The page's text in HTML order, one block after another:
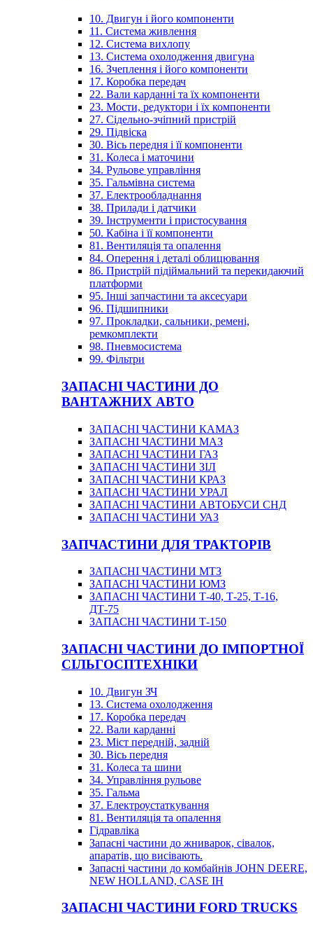
10. Двигун і його компоненти
11. Система живлення
12. Система вихлопу
13. Система охолодження двигуна
16. Зчеплення і його компоненти
17. Коробка передач
22. Вали карданні та їх компоненти
23. Мости, редуктори і їх компоненти
27. Сідельно-зчіпний пристрій
29. Підвіска
30. Вісь передня і її компоненти
31. Колеса і маточини
34. Рульове управління
35. Гальмівна система
37. Електрообладнання
38. Прилади і датчики
39. Інструменти і пристосування
50. Кабіна і її компоненти
81. Вентиляція та опалення
84. Оперення і деталі облицювання
86. Пристрій підіймальний та перекидаючий
платформи
95. Інші запчастини та аксесуари
96. Підшипники
97. Прокладки, сальники, ремені,
ремкомплекти
98. Пневмосистема
99. Фільтри
ЗАПАСНІ ЧАСТИНИ ДО
ВАНТАЖНИХ АВТО
ЗАПАСНІ ЧАСТИНИ КАМАЗ
ЗАПАСНІ ЧАСТИНИ МАЗ
ЗАПАСНІ ЧАСТИНИ ГАЗ
ЗАПАСНІ ЧАСТИНИ ЗІЛ
ЗАПАСНІ ЧАСТИНИ КРАЗ
ЗАПАСНІ ЧАСТИНИ УРАЛ
ЗАПАСНІ ЧАСТИНИ АВТОБУСИ СНД
ЗАПАСНІ ЧАСТИНИ УАЗ
ЗАПЧАСТИНИ ДЛЯ ТРАКТОРІВ
ЗАПАСНІ ЧАСТИНИ МТЗ
ЗАПАСНІ ЧАСТИНИ ЮМЗ
ЗАПАСНІ ЧАСТИНИ Т-40, Т-25, Т-16,
ДТ-75
ЗАПАСНІ ЧАСТИНИ Т-150
ЗАПАСНІ ЧАСТИНИ ДО ІМПОРТНОЇ
СІЛЬГОСПТЕХНІКИ
10. Двигун ЗЧ
13. Система охолодження
17. Коробка передач
22. Вали карданні
23. Міст передній, задній
30. Вісь передня
31. Колеса та шини
34. Управління рульове
35. Гальма
37. Електроустаткування
81. Вентиляція та опалення
Гідравліка
Запасні частини до жниварок, сівалок,
апаратів, що висівають.
Запасні частини до комбайнів JOHN DEERE,
NEW HOLLAND, CASE IH
ЗАПАСНІ ЧАСТИНИ FORD TRUCKS